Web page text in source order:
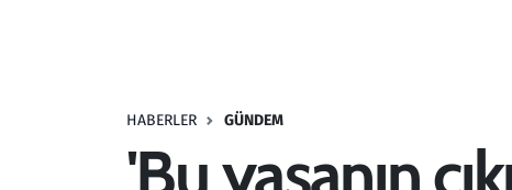
HABERLER GÜNDEM
'Bu yasanın